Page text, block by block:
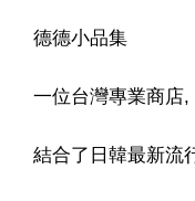
德德小品集
一位台灣專業商店
結合了日韓最新流